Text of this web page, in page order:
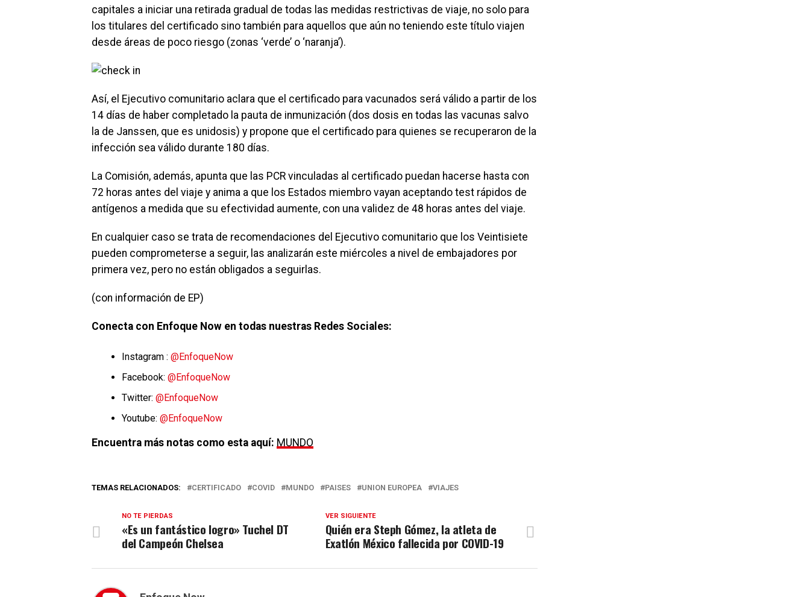
capitales a iniciar una retirada gradual de todas las medidas restrictivas de viaje, no solo para
los titulares del certificado sino también para aquellos que aún no teniendo este título viajen
desde áreas de poco riesgo (zonas ‘verde’ o ‘naranja’).
Así, el Ejecutivo comunitario aclara que el certificado para vacunados será válido a partir de los
14 días de haber completado la pauta de inmunización (dos dosis en todas las vacunas salvo
la de Janssen, que es unidosis) y propone que el certificado para quienes se recuperaron de la
infección sea válido durante 180 días.
La Comisión, además, apunta que las PCR vinculadas al certificado puedan hacerse hasta con
72 horas antes del viaje y anima a que los Estados miembro vayan aceptando test rápidos de
antígenos a medida que su efectividad aumente, con una validez de 48 horas antes del viaje.
En cualquier caso se trata de recomendaciones del Ejecutivo comunitario que los Veintisiete
pueden comprometerse a seguir, las analizarán este miércoles a nivel de embajadores por
primera vez, pero no están obligados a seguirlas.
(con información de EP)
Conecta con Enfoque Now en todas nuestras Redes Sociales:
Instagram : @EnfoqueNow
Facebook: @EnfoqueNow
Twitter: @EnfoqueNow
Youtube: @EnfoqueNow
Encuentra más notas como esta aquí: MUNDO
TEMAS RELACIONADOS: CERTIFICADO COVID MUNDO PAISES UNION EUROPEA VIAJES
VER SIGUIENTE
Quién era Steph Gómez, la atleta de
Exatlón México fallecida por COVID-19
NO TE PIERDAS
«Es un fantástico logro» Tuchel DT
del Campeón Chelsea